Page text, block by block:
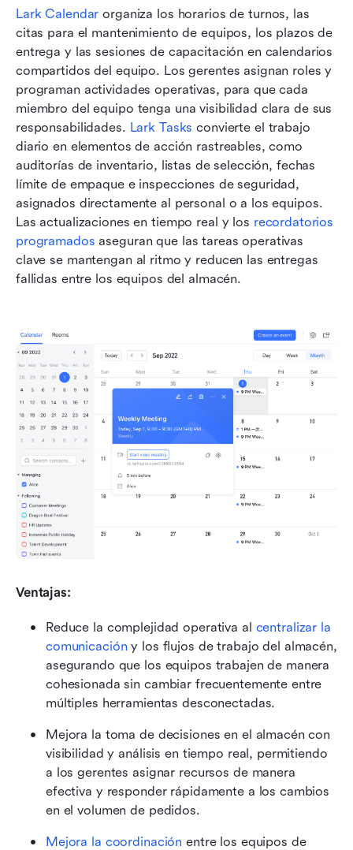
Lark Calendar organiza los horarios de turnos, las
citas para el mantenimiento de equipos, los plazos de
entrega y las sesiones de capacitación en calendarios
compartidos del equipo. Los gerentes asignan roles y
programan actividades operativas, para que cada
miembro del equipo tenga una visibilidad clara de sus
responsabilidades. Lark Tasks convierte el trabajo
diario en elementos de acción rastreables, como
auditorías de inventario, listas de selección, fechas
límite de empaque e inspecciones de seguridad,
asignados directamente al personal o a los equipos.
Las actualizaciones en tiempo real y los recordatorios
programados aseguran que las tareas operativas
clave se mantengan al ritmo y reducen las entregas
fallidas entre los equipos del almacén.
Ventajas:
Reduce la complejidad operativa al centralizar la
comunicación y los flujos de trabajo del almacén,
asegurando que los equipos trabajen de manera
cohesionada sin cambiar frecuentemente entre
múltiples herramientas desconectadas.
Mejora la toma de decisiones en el almacén con
visibilidad y análisis en tiempo real, permitiendo
a los gerentes asignar recursos de manera
efectiva y responder rápidamente a los cambios
en el volumen de pedidos.
Mejora la coordinación entre los equipos de